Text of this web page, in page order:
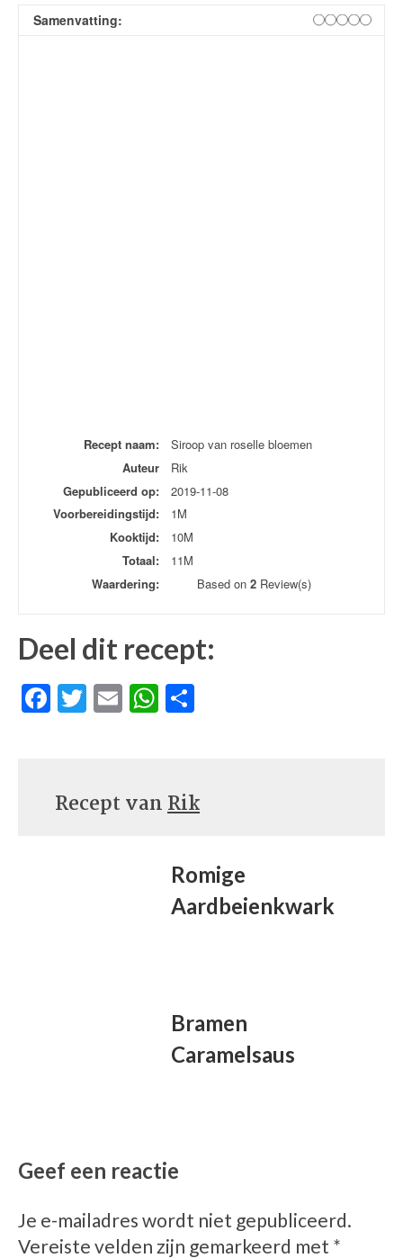
Samenvatting:
Recept naam:
Siroop van roselle bloemen
Auteur
Rik
Gepubliceerd op:
2019-11-08
Voorbereidingstijd:
1M
Kooktijd:
10M
Totaal:
11M
Waardering:
Based on 2 Review(s)
Deel dit recept:
Facebook
Twitter
EmailWhatsApp
Recept vanRik
Romige
Aardbeienkwark
Bramen
Caramelsaus
Geef een reactie
Je e-mailadres wordt niet gepubliceerd.
Vereiste velden zijn gemarkeerd met *